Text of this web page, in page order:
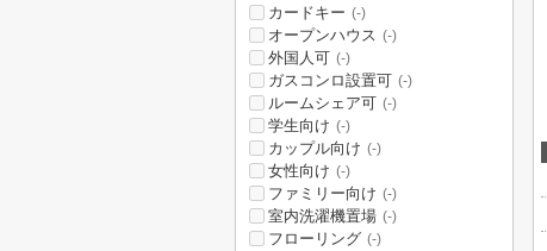
カードキー (-)
オープンハウス (-)
外国人可 (-)
ガスコンロ設置可 (-)
ルームシェア可 (-)
学生向け (-)
カップル向け (-)
女性向け (-)
ファミリー向け (-)
室内洗濯機置場 (-)
フローリング (-)